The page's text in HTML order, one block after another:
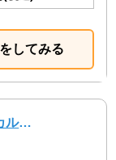
してみる
きれいのエキスパート タスカルハーツ